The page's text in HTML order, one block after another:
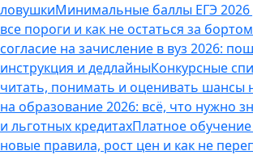
ловушкиМинимальные баллы ЕГЭ 2026
все пороги и как не остаться за бортом
согласие на зачисление в вуз 2026:
инструкция и дедлайныКонкурсные
читать, понимать и оценивать шансы
на образование 2026: всё, что нужно
и льготных кредитахПлатное обучение
новые правила, рост цен и как не